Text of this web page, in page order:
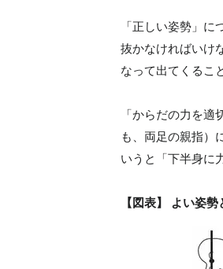
「正しい姿勢」
抜かなければいけ
なって出てくるこ
「からだの力を
も、両足の親指）
いうと「下半身に
【図表】 よい姿